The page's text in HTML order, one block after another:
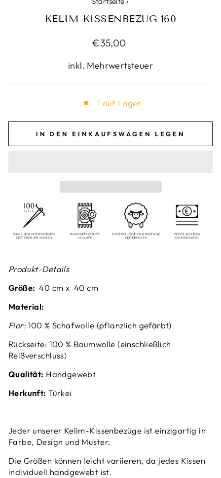
KELIM KISSENBEZUG 160
Normaler
€35,00
inkl. Mehrwertsteuer
1 auf Lager
IN DEN EINKAUFSWAGEN LEGEN
Produkt-Details
Größe: 40 cm x 40 cm
Material:
Flor: 100 % Schafwolle (pflanzlich gefärbt)
Rückseite: 100 % Baumwolle (einschließlich
Reißverschluss)
Qualität: Handgewebt
Herkunft: Türkei
Jeder unserer Kelim-Kissenbezüge ist einzigartig in
Farbe, Design und Muster.
Die Größen können leicht variieren, da jedes Kissen
individuell handgewebt ist.